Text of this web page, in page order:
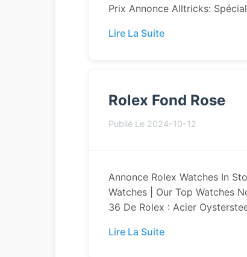
Prix Annonce Alltricks:
Lire La Suite
Rolex Fond Rose
Publié Le 2024-10-12
Annonce Rolex Watches In
Watches | Our Top Watches
36 De Rolex : Acier
Lire La Suite